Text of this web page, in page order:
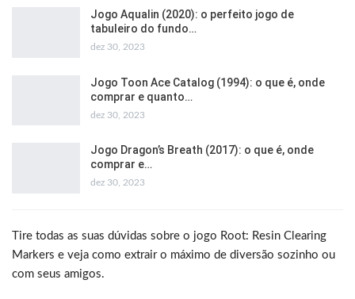
Jogo Aqualin (2020): o perfeito jogo de
tabuleiro do fundo…
dez 30, 2023
Jogo Toon Ace Catalog (1994): o que é, onde
comprar e quanto…
dez 30, 2023
Jogo Dragon’s Breath (2017): o que é, onde
comprar e…
dez 30, 2023
Tire todas as suas dúvidas sobre o jogo Root: Resin Clearing
Markers e veja como extrair o máximo de diversão sozinho ou
com seus amigos.